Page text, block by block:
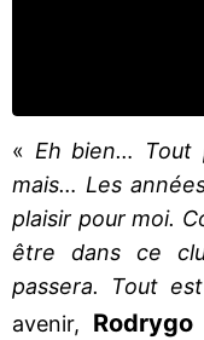
« Eh bien… Tout
mais… Les
plaisir pour moi.
être dans ce
passera. Tout
avenir, Rodrygo